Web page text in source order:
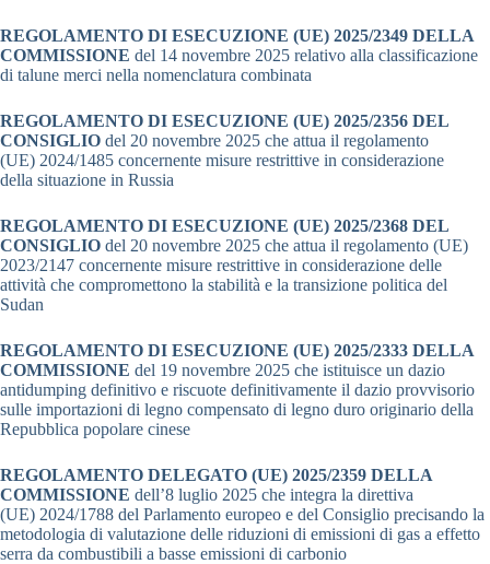
REGOLAMENTO DI ESECUZIONE (UE) 2025/2349 DELLA
COMMISSIONE del 14 novembre 2025 relativo alla classificazione
di talune merci nella nomenclatura combinata
REGOLAMENTO DI ESECUZIONE (UE) 2025/2356 DEL
CONSIGLIO del 20 novembre 2025 che attua il regolamento
(UE) 2024/1485 concernente misure restrittive in considerazione
della situazione in Russia
REGOLAMENTO DI ESECUZIONE (UE) 2025/2368 DEL
CONSIGLIO del 20 novembre 2025 che attua il regolamento (UE)
2023/2147 concernente misure restrittive in considerazione delle
attività che compromettono la stabilità e la transizione politica del
Sudan
REGOLAMENTO DI ESECUZIONE (UE) 2025/2333 DELLA
COMMISSIONE del 19 novembre 2025 che istituisce un dazio
antidumping definitivo e riscuote definitivamente il dazio provvisorio
sulle importazioni di legno compensato di legno duro originario della
Repubblica popolare cinese
REGOLAMENTO DELEGATO (UE) 2025/2359 DELLA
COMMISSIONE dell’8 luglio 2025 che integra la direttiva
(UE) 2024/1788 del Parlamento europeo e del Consiglio precisando la
metodologia di valutazione delle riduzioni di emissioni di gas a effetto
serra da combustibili a basse emissioni di carbonio